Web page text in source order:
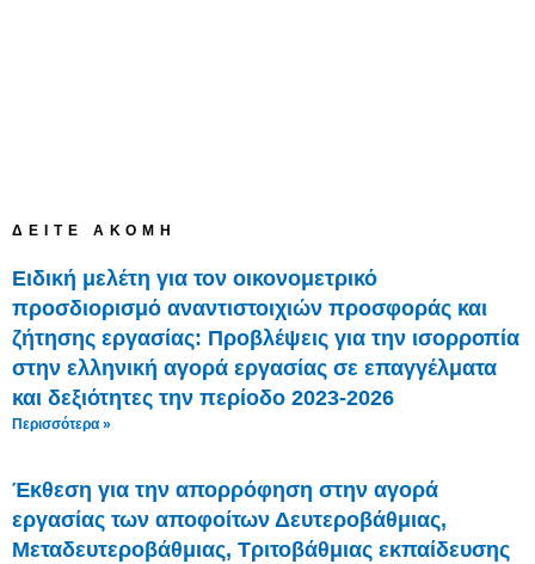
ΔΕΊΤΕ ΑΚΌΜΗ
Ειδική μελέτη για τον οικονομετρικό
προσδιορισμό αναντιστοιχιών προσφοράς και
ζήτησης εργασίας: Προβλέψεις για την ισορροπία
στην ελληνική αγορά εργασίας σε επαγγέλματα
και δεξιότητες την περίοδο 2023-2026
Περισσότερα »
Έκθεση για την απορρόφηση στην αγορά
εργασίας των αποφοίτων Δευτεροβάθμιας,
Μεταδευτεροβάθμιας, Τριτοβάθμιας εκπαίδευσης